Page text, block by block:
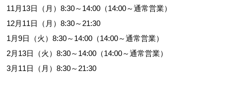
11月13日（月）8:30～14:00（14:00～通常営業）
12月11日（月）8:30～21:30
1月9日（火）8:30～14:00（14:00～通常営業）
2月13日（火）8:30～14:00（14:00～通常営業）
3月11日（月）8:30～21:30